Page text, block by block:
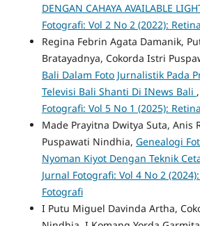
DENGAN CAHAYA AVAILABLE
Fotografi: Vol 2 No 2 (2022):
Regina Febrin Agata Damanik,
Bratayadnya, Cokorda Istri
Bali Dalam Foto Jurnalistik Pada
Televisi Bali Shanti Di INews Bali ,
Fotografi: Vol 5 No 1 (2025):
Made Prayitna Dwitya Suta, Anis
Puspawati Nindhia, Genealogi
Nyoman Kiyot Dengan Teknik
Jurnal Fotografi: Vol 4 No 2
Fotografi
I Putu Miguel Davinda Artha,